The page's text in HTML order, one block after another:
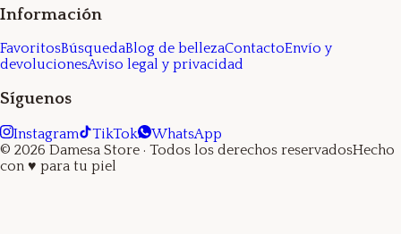
Información
FavoritosBúsquedaBlog de bellezaContactoEnvío y
devolucionesAviso legal y privacidad
Síguenos
Instagram TikTok
WhatsApp
© 2026 Damesa Store · Todos los derechos reservadosHecho
con ♥ para tu piel